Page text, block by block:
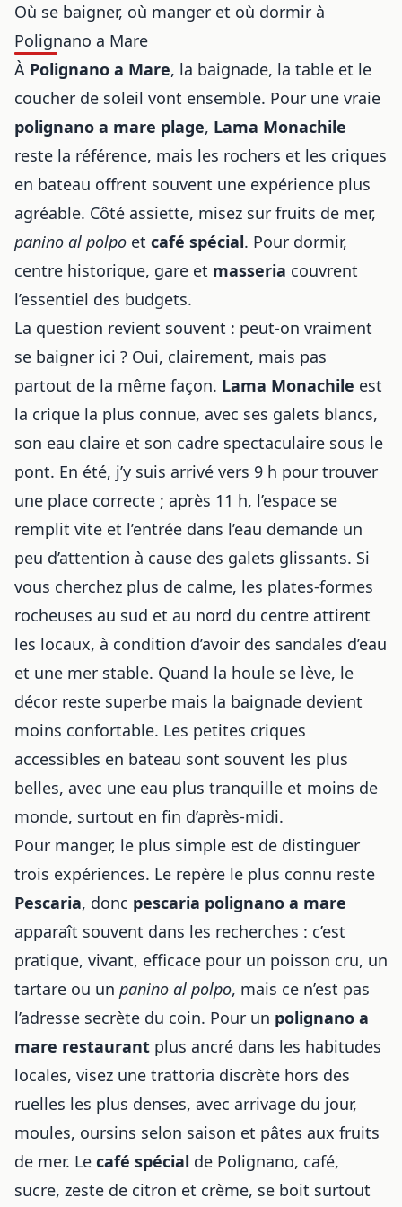
Où se baigner, où manger et où dormir à
Polignano a Mare
À Polignano a Mare, la baignade, la table et le
coucher de soleil vont ensemble. Pour une vraie
polignano a mare plage, Lama Monachile
reste la référence, mais les rochers et les criques
en bateau offrent souvent une expérience plus
agréable. Côté assiette, misez sur fruits de mer,
panino al polpo et café spécial. Pour dormir,
centre historique, gare et masseria couvrent
l’essentiel des budgets.
La question revient souvent : peut-on vraiment
se baigner ici ? Oui, clairement, mais pas
partout de la même façon. Lama Monachile est
la crique la plus connue, avec ses galets blancs,
son eau claire et son cadre spectaculaire sous le
pont. En été, j’y suis arrivé vers 9 h pour trouver
une place correcte ; après 11 h, l’espace se
remplit vite et l’entrée dans l’eau demande un
peu d’attention à cause des galets glissants. Si
vous cherchez plus de calme, les plates-formes
rocheuses au sud et au nord du centre attirent
les locaux, à condition d’avoir des sandales d’eau
et une mer stable. Quand la houle se lève, le
décor reste superbe mais la baignade devient
moins confortable. Les petites criques
accessibles en bateau sont souvent les plus
belles, avec une eau plus tranquille et moins de
monde, surtout en fin d’après-midi.
Pour manger, le plus simple est de distinguer
trois expériences. Le repère le plus connu reste
Pescaria, donc pescaria polignano a mare
apparaît souvent dans les recherches : c’est
pratique, vivant, efficace pour un poisson cru, un
tartare ou un panino al polpo, mais ce n’est pas
l’adresse secrète du coin. Pour un polignano a
mare restaurant plus ancré dans les habitudes
locales, visez une trattoria discrète hors des
ruelles les plus denses, avec arrivage du jour,
moules, oursins selon saison et pâtes aux fruits
de mer. Le café spécial de Polignano, café,
sucre, zeste de citron et crème, se boit surtout